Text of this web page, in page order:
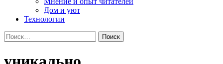
Дом и уют
Технологии
Найти: